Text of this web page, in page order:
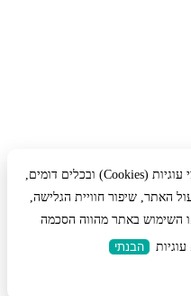
לידיעתך: באתר זה נעשה שימוש בקבצי עוגיות (Cookies) ובכלים דומים,
האתר, שיפור חוויית הגלישה,
השימוש באתר מהווה הסכמה
הבנתי